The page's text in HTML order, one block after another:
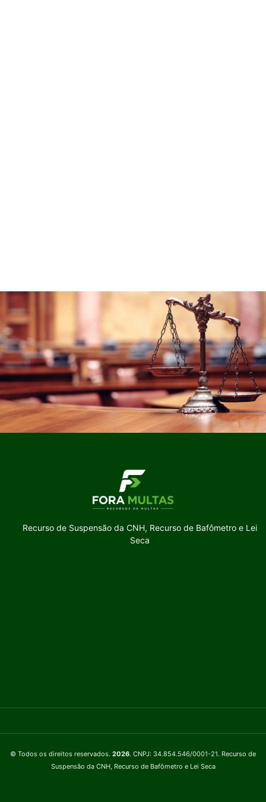
Recurso de Suspensão da CNH, Recurso de Bafômetro e Lei
Seca
© Todos os direitos reservados. 2026. CNPJ: 34.854.546/0001-21. Recurso de
Suspensão da CNH, Recurso de Bafômetro e Lei Seca